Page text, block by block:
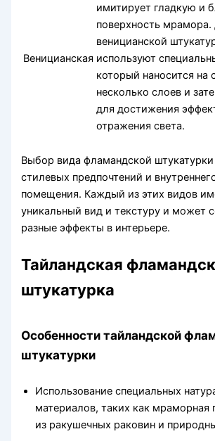
Веницианская
имитирует гладкую и
поверхность мрамора.
веницианской
используют
который наносится на
несколько слоев и
для достижения
отражения света.
Выбор вида фламандской штукатурки
стилевых предпочтений и
помещения. Каждый из этих видов
уникальный вид и текстуру и может
разные эффекты в интерьере.
Тайландская
штукатурка
Особенности тайландской
штукатурки
Использование специальных
материалов, таких как мраморная
из ракушечных раковин и